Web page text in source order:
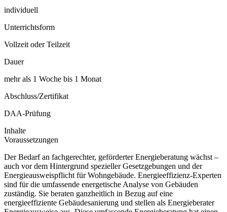
individuell
Unterrichtsform
Vollzeit oder Teilzeit
Dauer
mehr als 1 Woche bis 1 Monat
Abschluss/Zertifikat
DAA-Prüfung
Inhalte
Voraussetzungen
Der Bedarf an fachgerechter, geförderter Energieberatung wächst –
auch vor dem Hintergrund spezieller Gesetzgebungen und der
Energieausweispflicht für Wohngebäude. Energieeffizienz-Experten
sind für die umfassende energetische Analyse von Gebäuden
zuständig. Sie beraten ganzheitlich in Bezug auf eine
energieeffiziente Gebäudesanierung und stellen als Energieberater